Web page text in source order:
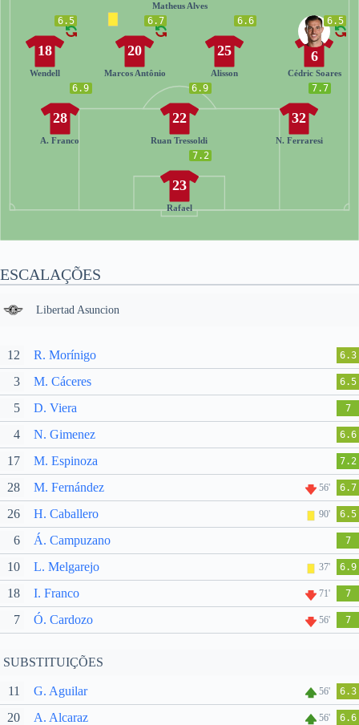
7.2
23
Rafael
6.9
28
A. Franco
6.9
22
Ruan Tressoldi
7.7
32
N. Ferraresi
6.5
18
Wendell
6.7
20
Marcos Antônio
6.6
25
Alisson
6.5
6
Cédric Soares
Matheus Alves
ESCALAÇÕES
Libertad Asuncion
12 R. Morínigo 6.3
3 M. Cáceres 6.5
5 D. Viera 7
4 N. Gimenez 6.6
17 M. Espinoza 7.2
28 M. Fernández 56' 6.7
26 H. Caballero 90' 6.5
6 Á. Campuzano 7
10 L. Melgarejo 37' 6.9
18 I. Franco 71' 7
7 Ó. Cardozo 56' 7
SUBSTITUIÇÕES
11 G. Aguilar 56' 6.3
20 A. Alcaraz 56' 6.6